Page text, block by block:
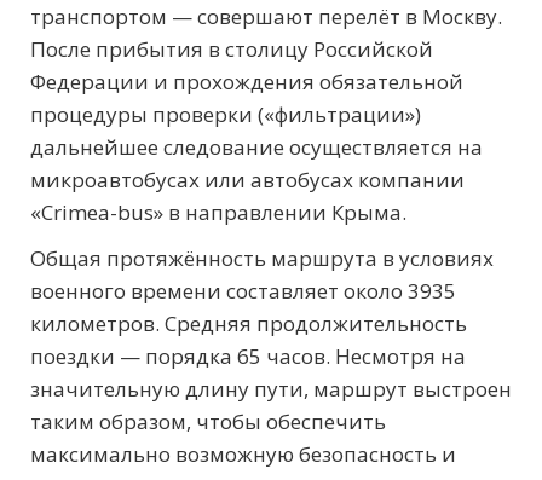
транспортом — совершают перелёт в Москву.
После прибытия в столицу Российской
Федерации и прохождения обязательной
процедуры проверки («фильтрации»)
дальнейшее следование осуществляется на
микроавтобусах или автобусах компании
«Crimea-bus» в направлении Крыма.
Общая протяжённость маршрута в условиях
военного времени составляет около 3935
километров. Средняя продолжительность
поездки — порядка 65 часов. Несмотря на
значительную длину пути, маршрут выстроен
таким образом, чтобы обеспечить
максимально возможную безопасность и